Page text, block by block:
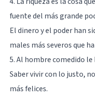
fuente del más grande
El dinero y el poder han
males más severos que
5. Al hombre comedido
Saber vivir con lo justo,
más felices.